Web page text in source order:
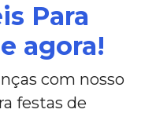
Para
agora!
com nosso
festas de